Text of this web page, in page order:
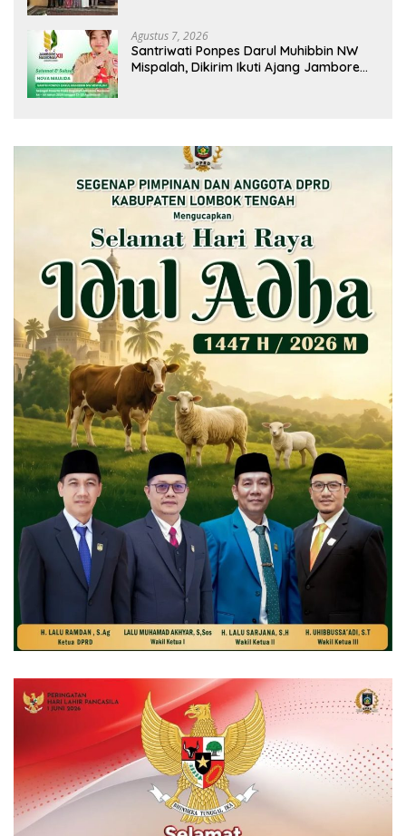
Agustus 7, 2026
Santriwati Ponpes Darul Muhibbin NW
Mispalah, Dikirim Ikuti Ajang Jambore